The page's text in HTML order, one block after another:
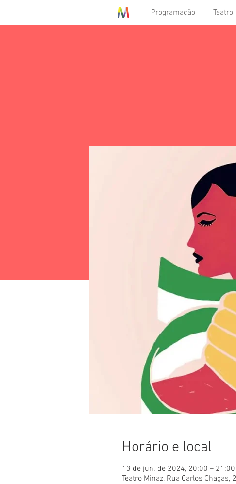
Programação Teatro
Horário e local
13 de jun. de 2024, 20:00 – 21:00
Teatro Minaz, Rua Carlos